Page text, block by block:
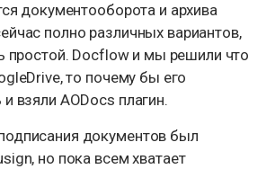
документооборота и архива
полно различных вариантов,
простой. Docflow и мы решили что
то почему бы его
взяли AODocs плагин.
документов был
но пока всем хватает